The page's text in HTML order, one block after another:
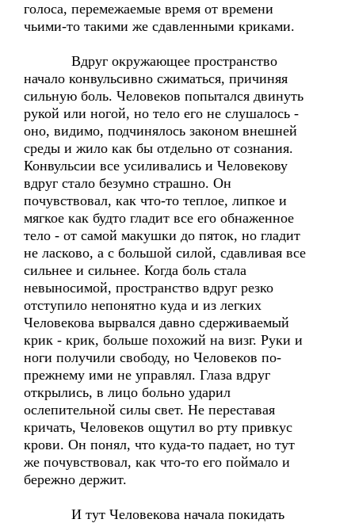
голоса, перемежаемые время от времени
чьими-то такими же сдавленными криками.
Вдруг окружающее пространство
начало конвульсивно сжиматься, причиняя
сильную боль. Человеков попытался двинуть
рукой или ногой, но тело его не слушалось -
оно, видимо, подчинялось законом внешней
среды и жило как бы отдельно от сознания.
Конвульсии все усиливались и Человекову
вдруг стало безумно страшно. Он
почувствовал, как что-то теплое, липкое и
мягкое как будто гладит все его обнаженное
тело - от самой макушки до пяток, но гладит
не ласково, а с большой силой, сдавливая все
сильнее и сильнее. Когда боль стала
невыносимой, пространство вдруг резко
отступило непонятно куда и из легких
Человекова вырвался давно сдерживаемый
крик - крик, больше похожий на визг. Руки и
ноги получили свободу, но Человеков по-
прежнему ими не управлял. Глаза вдруг
открылись, в лицо больно ударил
ослепительной силы свет. Не переставая
кричать, Человеков ощутил во рту привкус
крови. Он понял, что куда-то падает, но тут
же почувствовал, как что-то его поймало и
бережно держит.
И тут Человекова начала покидать